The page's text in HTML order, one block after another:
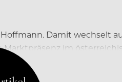
Damit wechselt
im